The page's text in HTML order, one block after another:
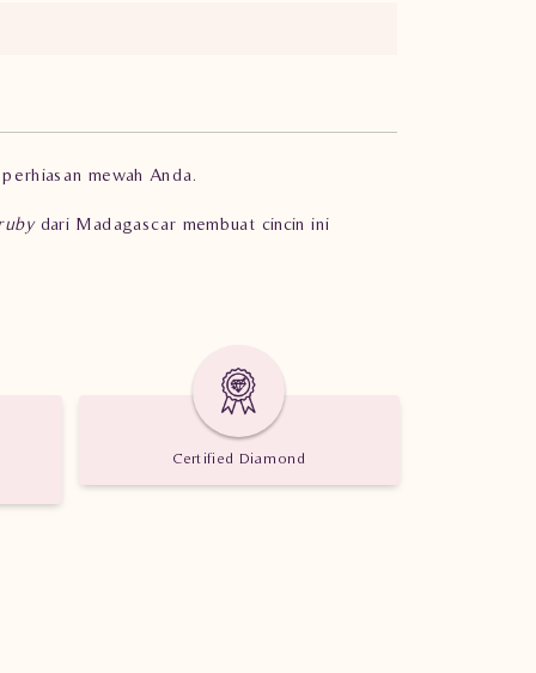
mewah Anda.
dari Madagascar membuat cincin ini
Certified Diamond